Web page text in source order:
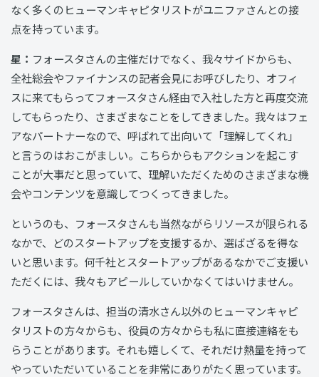
なく多くのヒューマンキャピタリストがユニファさんとの接
点を持っています。
星： フォースタさんの主催だけでなく、我々サイドからも、
全社総会やファイナンスの記者会見にお呼びしたり、オフィ
スに来てもらってフォースタさん経由で入社した方と再度交流
してもらったり、さまざまなことをしてきました。我々はフェ
アなパートナーなので、呼ばれて出向いて「理解してくれ」
と言うのはおこがましい。こちらからもアクションを起こす
ことが大事だと思っていて、理解いただくためのさまざまな機
会やコンテンツを意識してつくってきました。
というのも、フォースタさんも当然ながらリソースが限られる
なかで、どのスタートアップを支援するか、選ばざるを得な
いと思います。何千社とスタートアップがあるなかでご支援い
ただくには、我々もアピールしていかなくてはいけません。
フォースタさんは、担当の清水さん以外のヒューマンキャピ
タリストの方々からも、役員の方々からも私に直接連絡をも
らうことがあります。それも嬉しくて、それだけ熱量を持って
やっていただいていることを非常にありがたく思っています。